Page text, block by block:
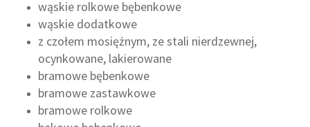
wąskie rolkowe bębenkowe
wąskie dodatkowe
z czołem mosiężnym, ze stali nierdzewnej,
ocynkowane, lakierowane
bramowe bębenkowe
bramowe zastawkowe
bramowe rolkowe